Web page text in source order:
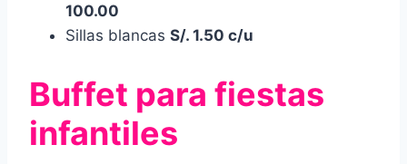
100.00
Sillas blancas S/. 1.50 c/u
Buffet para fiestas
infantiles